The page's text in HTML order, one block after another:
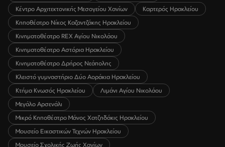
Κέντρο Αρχιτεκτονικής Μεσογείου Χανίων
Καρτερός Ηρακλείου
Κηποθέατρο Νίκος Καζαντζάκης Ηρακλείου
Κινηματοθέατρο REX Αγίου Νικολάου
Κινηματοθέατρο Αστόρια Ηρακλείου
Κινηματοθέατρο Δρήρος Νεάπολης
Κλειστό γυμναστήριο Δύο Αοράκια Ηρακλείου
Κτήμα Κνωσός Ηρακλείου
Λιμάνι Αγίου Νικολάου
Μεγάλο Αρσενάλι
Μικρό Κηποθέατρο Μάνος Χατζηδάκις Ηρακλείου
Μουσείο Εικαστικών Τεχνών Ηρακλείου
Μουσείο Σχολικής Ζωής Χανίων